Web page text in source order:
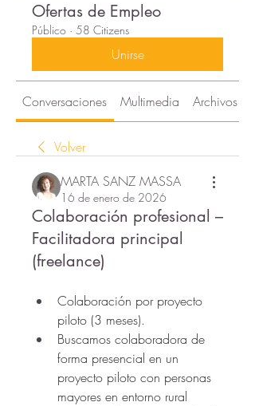
Ofertas de Empleo
Público · 58 Citizens
Unirse
Conversaciones Multimedia Archivos
Volver
MARTA SANZ MASSA
16 de enero de 2026
Colaboración profesional –
Facilitadora principal
(freelance)
Colaboración por proyecto
piloto (3 meses).
Buscamos colaboradora de
forma presencial en un
proyecto piloto con personas
mayores en entorno rural